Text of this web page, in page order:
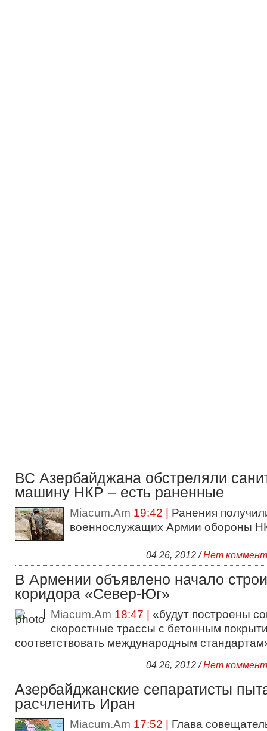
ВС Азербайджана обстреляли
машину НКР – есть раненные
Miacum.Am 19:42 | Ранения
военнослужащих Армии обороны
04 26, 2012 /Нет
В Армении объявлено начало
коридора «Север-Юг»
Miacum.Am 18:47 | «будут построены
скоростные трассы с бетонным
соответствовать международным
04 26, 2012 /Нет
Азербайджанские сепаратисты
расчленить Иран
Miacum.Am 17:52 | Глава